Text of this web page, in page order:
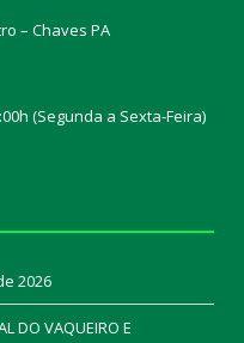
– Chaves PA
(Segunda a Sexta-Feira)
2026
DO VAQUEIRO E